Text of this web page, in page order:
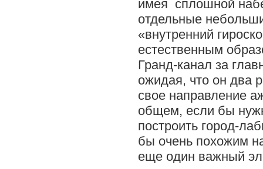
имея сплошной
отдельные
«внутренний
естественным
Гранд-канал за
ожидая, что он два
свое направление
общем, если бы
построить город-
бы очень похожим
еще один важный